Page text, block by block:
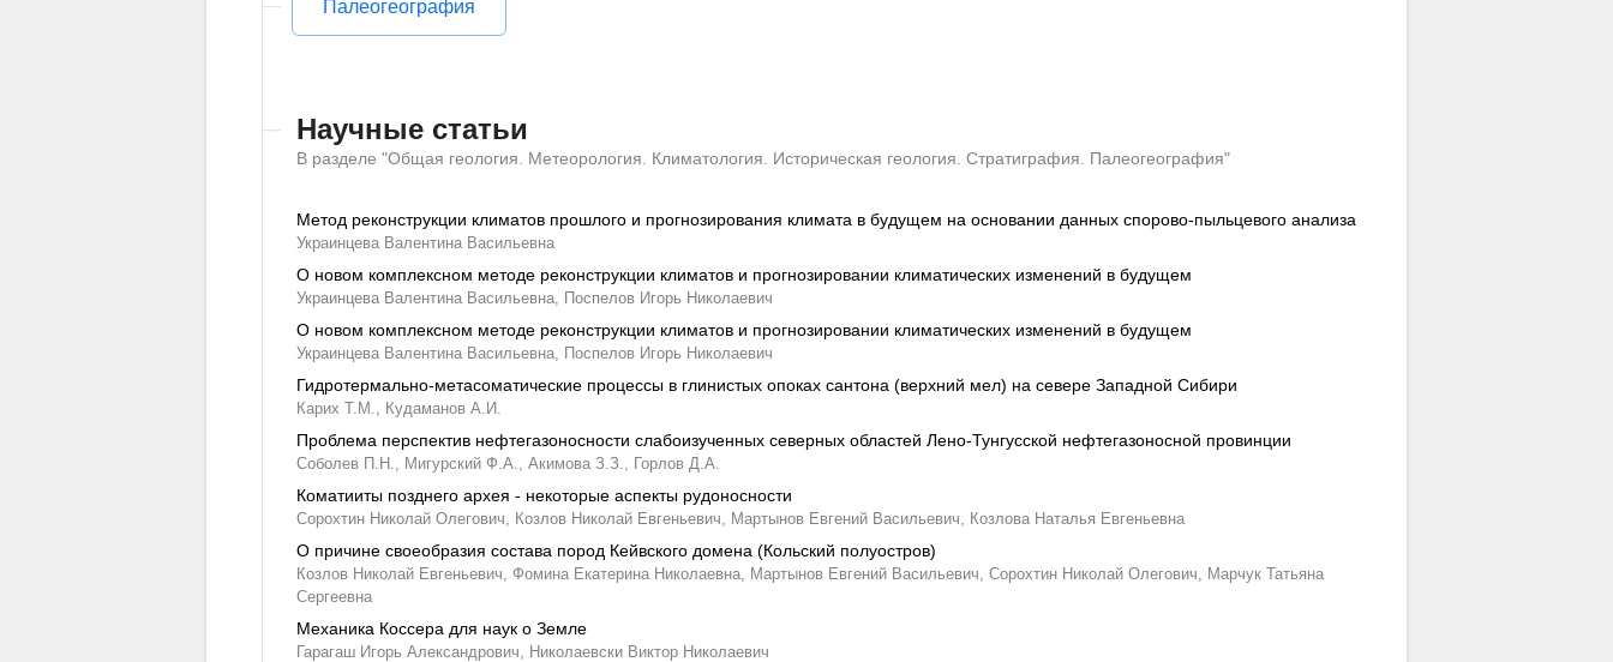
Палеогеография
Научные статьи
В разделе "Общая геология. Метеорология. Климатология. Историческая геология. Стратиграфия. Палеогеография"
Метод реконструкции климатов прошлого и прогнозирования климата в будущем на основании данных спорово-пыльцевого анализа
Украинцева Валентина Васильевна
О новом комплексном методе реконструкции климатов и прогнозировании климатических изменений в будущем
Украинцева Валентина Васильевна, Поспелов Игорь Николаевич
О новом комплексном методе реконструкции климатов и прогнозировании климатических изменений в будущем
Украинцева Валентина Васильевна, Поспелов Игорь Николаевич
Гидротермально-метасоматические процессы в глинистых опоках сантона (верхний мел) на севере Западной Сибири
Карих Т.М., Кудаманов А.И.
Проблема перспектив нефтегазоносности слабоизученных северных областей Лено-Тунгусской нефтегазоносной провинции
Соболев П.Н., Мигурский Ф.А., Акимова З.З., Горлов Д.А.
Коматииты позднего архея - некоторые аспекты рудоносности
Сорохтин Николай Олегович, Козлов Николай Евгеньевич, Мартынов Евгений Васильевич, Козлова Наталья Евгеньевна
О причине своеобразия состава пород Кейвского домена (Кольский полуостров)
Козлов Николай Евгеньевич, Фомина Екатерина Николаевна, Мартынов Евгений Васильевич, Сорохтин Николай Олегович, Марчук Татьяна
Сергеевна
Механика Коссера для наук о Земле
Гарагаш Игорь Александрович, Николаевски Виктор Николаевич